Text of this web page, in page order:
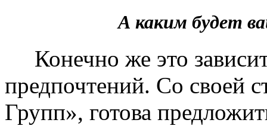
А каким будет
Конечно же это
предпочтений. Со своей
Групп», готова